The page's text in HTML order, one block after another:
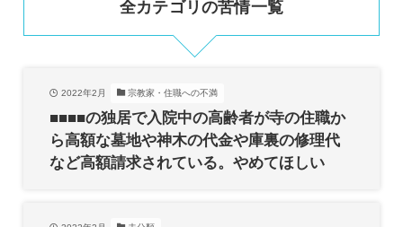
全カテゴリの苦情一覧
2022年2月 宗教家・住職への不満
■■■■の独居で入院中の高齢者が寺の住職か
ら高額な墓地や神木の代金や庫裏の修理代
など高額請求されている。やめてほしい